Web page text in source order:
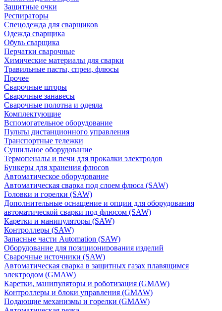
Защитные очки
Респираторы
Спецодежда для сварщиков
Одежда сварщика
Обувь сварщика
Перчатки сварочные
Химические материалы для сварки
Травильные пасты, спреи, флюсы
Прочее
Сварочные шторы
Сварочные занавесы
Сварочные полотна и одеяла
Комплектующие
Вспомогательное оборудование
Пульты дистанционного управления
Транспортные тележки
Сушильное оборудование
Термопеналы и печи для прокалки электродов
Бункеры для хранения флюсов
Автоматическое оборудование
Автоматическая сварка под слоем флюса (SAW)
Головки и горелки (SAW)
Дополнительные оснащение и опции для оборудования
автоматической сварки под флюсом (SAW)
Каретки и манипуляторы (SAW)
Контроллеры (SAW)
Запасные части Automation (SAW)
Оборудование для позиционирования изделий
Сварочные источники (SAW)
Автоматическая сварка в защитных газах плавящимся
электродом (GMAW)
Каретки, манипуляторы и роботизация (GMAW)
Контроллеры и блоки управления (GMAW)
Подающие механизмы и горелки (GMAW)